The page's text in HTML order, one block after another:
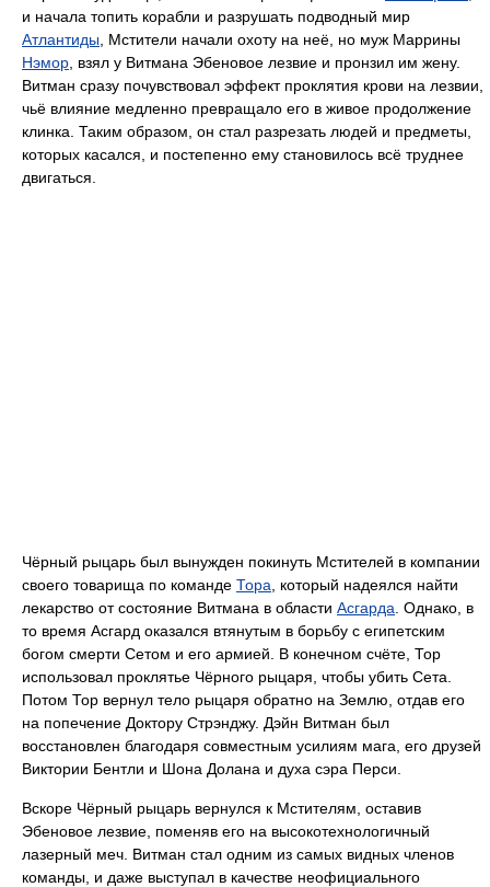
и начала топить корабли и разрушать подводный мир
Атлантиды , Мстители начали охоту на неё, но муж Маррины
Нэмор , взял у Витмана Эбеновое лезвие и пронзил им жену.
Витман сразу почувствовал эффект проклятия крови на лезвии,
чьё влияние медленно превращало его в живое продолжение
клинка. Таким образом, он стал разрезать людей и предметы,
которых касался, и постепенно ему становилось всё труднее
двигаться.
Чёрный рыцарь был вынужден покинуть Мстителей в компании
своего товарища по команде Тора , который надеялся найти
лекарство от состояние Витмана в области Асгарда . Однако, в
то время Асгард оказался втянутым в борьбу с египетским
богом смерти Сетом и его армией. В конечном счёте, Тор
использовал проклятье Чёрного рыцаря, чтобы убить Сета.
Потом Тор вернул тело рыцаря обратно на Землю, отдав его
на попечение Доктору Стрэнджу. Дэйн Витман был
восстановлен благодаря совместным усилиям мага, его друзей
Виктории Бентли и Шона Долана и духа сэра Перси.
Вскоре Чёрный рыцарь вернулся к Мстителям, оставив
Эбеновое лезвие, поменяв его на высокотехнологичный
лазерный меч. Витман стал одним из самых видных членов
команды, и даже выступал в качестве неофициального